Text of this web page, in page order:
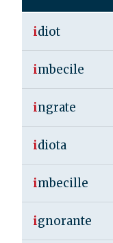
idiot
imbecile
ingrate
idiota
imbecille
ignorante